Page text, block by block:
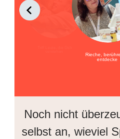
Rieche,
entdecke
Noch nicht
selbst an, wieviel